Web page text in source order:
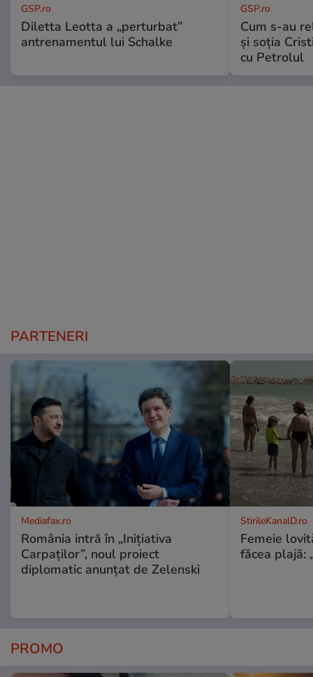
GSP.ro
Diletta Leotta a „perturbat”
antrenamentul lui Schalke
GSP.ro
Cum s-au
și soția
cu Petrolul
PARTENERI
Mediafax.ro
România intră în „Inițiativa
Carpaților”, noul proiect
diplomatic anunțat de Zelenski
StirileKanalD.ro
Femeie
făcea plajă:
PROMO